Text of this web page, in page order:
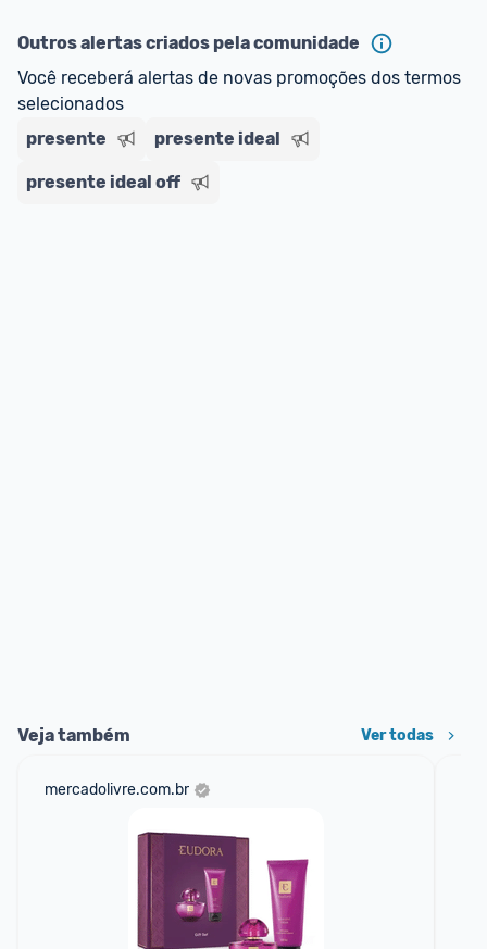
Outros alertas criados pela comunidade
Você receberá alertas de novas promoções dos termos
selecionados
presente
presente ideal
presente ideal off
Veja também Ver todas
mercadolivre.com.br